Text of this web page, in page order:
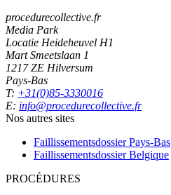
procedurecollective.fr
Media Park
Locatie Heideheuvel H1
Mart Smeetslaan 1
1217 ZE Hilversum
Pays-Bas
T: +31(0)85-3330016
E: info@procedurecollective.fr
Nos autres sites
Faillissementsdossier Pays-Bas
Faillissementsdossier Belgique
PROCÉDURES